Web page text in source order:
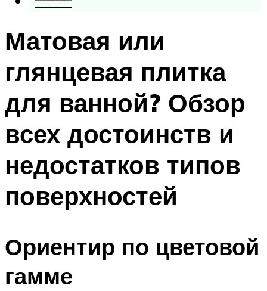
Матовая или
глянцевая плитка
для ванной? Обзор
всех достоинств и
недостатков типов
поверхностей
Ориентир по цветовой
гамме